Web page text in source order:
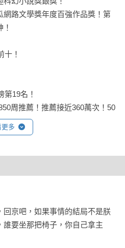
路文學獎年度百強作品獎！第
十！
第19名！
周推薦！推薦接近360萬次！50
更多
回京吧，如果事情的結局不是朕
要坐那把椅子，你自己拿主